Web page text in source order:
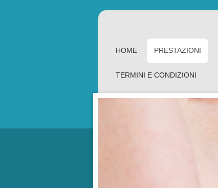
HOME PRESTAZIONI
TERMINI E CONDIZIONI